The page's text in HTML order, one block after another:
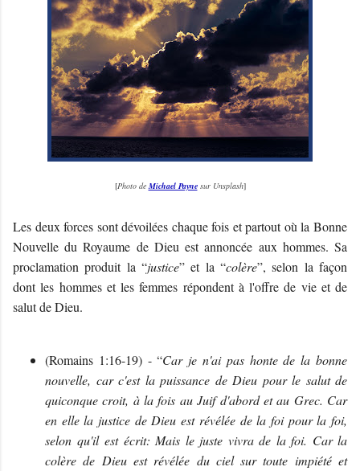
[Photo deMichael Paynesur Unsplash]
Les deux forces sont dévoilées chaque fois et partout où la Bonne
Nouvelle du Royaume de Dieu est annoncée aux hommes. Sa
proclamation produit la “justice” et la “colère”, selon la façon
dont les hommes et les femmes répondent à l'offre de vie et de
salut de Dieu.
(Romains 1:16-19) - “Car je n'ai pas honte de la bonne
nouvelle, car c'est la puissance de Dieu pour le salut de
quiconque croit, à la fois au Juif d'abord et au Grec. Car
en elle la justice de Dieu est révélée de la foi pour la foi,
selon qu'il est écrit: Mais le juste vivra de la foi. Car la
colère de Dieu est révélée du ciel sur toute impiété et